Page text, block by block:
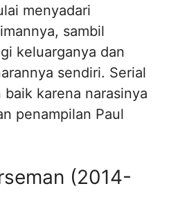
menyadari
sambil
keluarganya dan
sendiri. Serial
karena narasinya
penampilan Paul
(2014-